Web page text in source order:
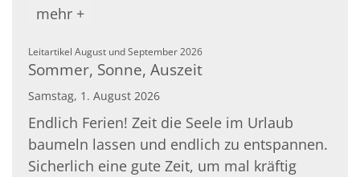
mehr +
Leitartikel August und September 2026:
Sommer, Sonne, Auszeit
Samstag, 1. August 2026
Endlich Ferien! Zeit die Seele im Urlaub
baumeln lassen und endlich zu entspannen.
Sicherlich eine gute Zeit, um mal kräftig